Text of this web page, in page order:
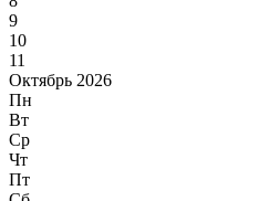
9
10
11
Октябрь 2026
Пн
Вт
Ср
Чт
Пт